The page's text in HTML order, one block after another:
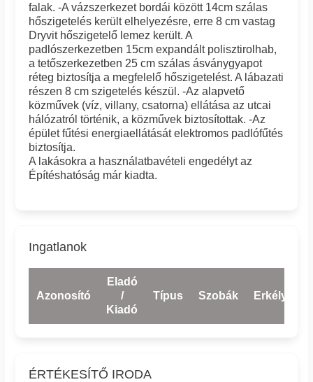
falak. -A vázszerkezet bordái között 14cm szálas
hőszigetelés került elhelyezésre, erre 8 cm vastag
Dryvit hőszigetelő lemez került. A
padlószerkezetben 15cm expandált polisztirolhab,
a tetőszerkezetben 25 cm szálas ásványgyapot
réteg biztosítja a megfelelő hőszigetelést. A lábazati
részen 8 cm szigetelés készül. -Az alapvető
közművek (víz, villany, csatorna) ellátása az utcai
hálózatról történik, a közművek biztosítottak. -Az
épület fűtési energiaellátását elektromos padlófűtés
biztosítja.
A lakásokra a használatbavételi engedélyt az
Építéshatóság már kiadta.
Ingatlanok
Azonosító
Eladó
/
Kiadó
Típus Szobák Erkély
ÉRTÉKESÍTŐ IRODA